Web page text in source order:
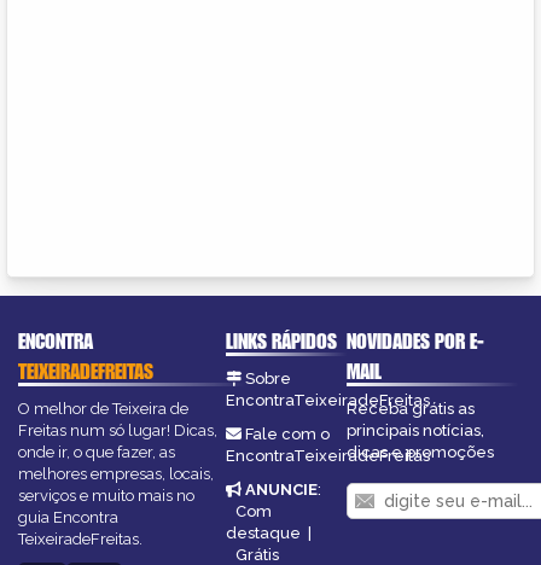
ENCONTRA
TEIXEIRADEFREITAS
O melhor de Teixeira de
Freitas num só lugar! Dicas,
onde ir, o que fazer, as
melhores empresas, locais,
serviços e muito mais no
guia Encontra
TeixeiradeFreitas.
LINKS RÁPIDOS
Sobre
EncontraTeixeiradeFreitas
Fale com o
EncontraTeixeiradeFreitas
ANUNCIE:
Com
destaque |
Grátis
NOVIDADES POR E-
MAIL
Receba grátis as
principais notícias,
dicas e promoções